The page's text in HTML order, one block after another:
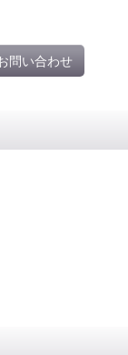
問い合わせ